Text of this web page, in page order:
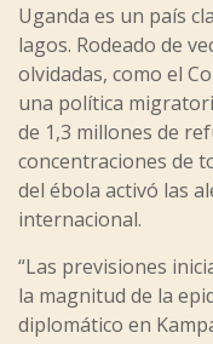
Uganda es un país
lagos. Rodeado de
olvidadas, como el
una política
de 1,3 millones de
concentraciones de
del ébola activó las
internacional.
“Las previsiones
la magnitud de la
diplomático en